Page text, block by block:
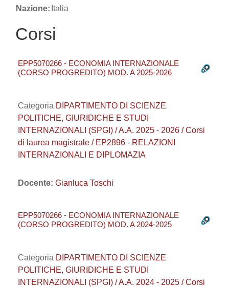
Nazione: Italia
Corsi
EPP5070266 - ECONOMIA INTERNAZIONALE
(CORSO PROGREDITO) MOD. A 2025-2026
Categoria DIPARTIMENTO DI SCIENZE
POLITICHE, GIURIDICHE E STUDI
INTERNAZIONALI (SPGI) / A.A. 2025 - 2026 / Corsi
di laurea magistrale / EP2896 - RELAZIONI
INTERNAZIONALI E DIPLOMAZIA
Docente: Gianluca Toschi
EPP5070266 - ECONOMIA INTERNAZIONALE
(CORSO PROGREDITO) MOD. A 2024-2025
Categoria DIPARTIMENTO DI SCIENZE
POLITICHE, GIURIDICHE E STUDI
INTERNAZIONALI (SPGI) / A.A. 2024 - 2025 / Corsi